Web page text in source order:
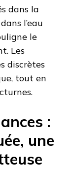
dans la
l’eau
le
Les
discrètes
tout en
:
une